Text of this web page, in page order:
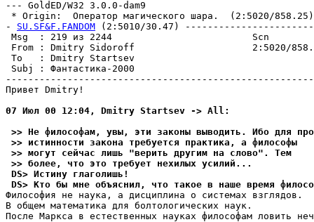
--- GoldED/W32 3.0.0-dam9
* Origin:  Оператор магического шара.  (2:5020/858.25)
- SU.SF&F.FANDOM (2:5010/30.47)
Msg  : 219 из 2244
From : Dmitry Sidoroff                     2:5020/
To   : Dmitry Startsev
Subj :
Привет Dmitry!
07 Июл 00 12:04, Dmitry Startsev -> All:
>> Не философам, увы, эти законы выводить. Ибо для
>> истинности закона требуется практика, а философы
>> могут сейчас лишь "верить другим на слово". Тем
>> более, что это требует нехилых усилий...
DS> Истину глаголишь!
DS> Кто бы мне объяснил, что такое в наше время
Философия не наука, а дисциплина о системах взглядов.
В общем математика для болтологических наук.
После Маркса в естественных науках философам ловить